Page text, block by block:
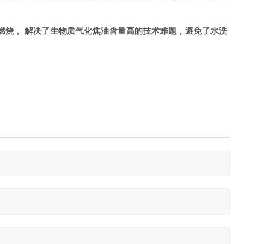
， 解决了生物质气化焦油含量高的技术难题，避免了水洗